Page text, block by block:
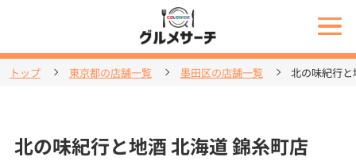
トップ 東京都の店舗一覧 墨田区の店舗一覧 北の味紀行
北の味紀行と地酒 北海道 錦糸町店